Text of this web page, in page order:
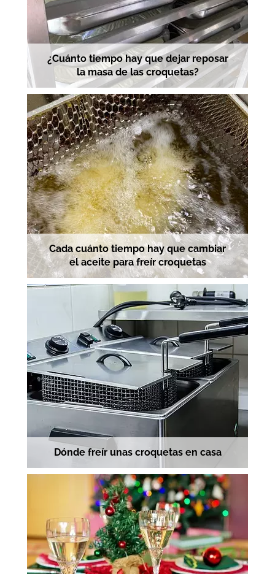
¿Cuánto tiempo hay que dejar reposar
la masa de las croquetas?
Cada cuánto tiempo hay que cambiar
el aceite para freír croquetas
Dónde freír unas croquetas en casa